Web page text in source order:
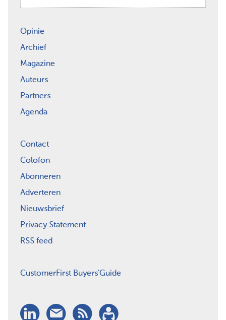
Opinie
Archief
Magazine
Auteurs
Partners
Agenda
Contact
Colofon
Abonneren
Adverteren
Nieuwsbrief
Privacy Statement
RSS feed
CustomerFirst Buyers'Guide
LinkedIn
Nieuwsbrief
RSSAbonneren